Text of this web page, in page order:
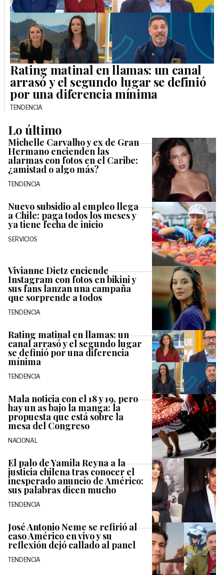
Rating matinal en llamas: un canal
arrasó y el segundo lugar se definió
por una diferencia mínima
TENDENCIA
Lo último
Michelle Carvalho y ex de Gran
Hermano encienden las
alarmas con fotos en el Caribe:
¿amistad o algo más?
TENDENCIA
Nuevo subsidio al empleo llega
a Chile: paga todos los meses y
ya tiene fecha de inicio
SERVICIOS
Vivianne Dietz enciende
Instagram con fotos en bikini y
sus fans lanzan una campaña
que sorprende a todos
TENDENCIA
Rating matinal en llamas: un
canal arrasó y el segundo lugar
se definió por una diferencia
mínima
TENDENCIA
Mala noticia con el 18 y 19, pero
hay un as bajo la manga: la
propuesta que está sobre la
mesa del Congreso
NACIONAL
El palo de Yamila Reyna a la
justicia chilena tras conocer el
inesperado anuncio de Américo:
sus palabras dicen mucho
TENDENCIA
José Antonio Neme se refirió al
caso Américo en vivo y su
reflexión dejó callado al panel
TENDENCIA